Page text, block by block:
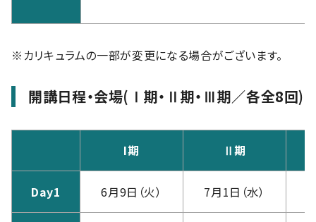
※カリキュラムの一部が変更になる場合がございます。
開講日程・会場(Ⅰ期・Ⅱ期・Ⅲ期／各全8回)
I期 Ⅱ期
Day1 6月9日（火） 7月1日（水）